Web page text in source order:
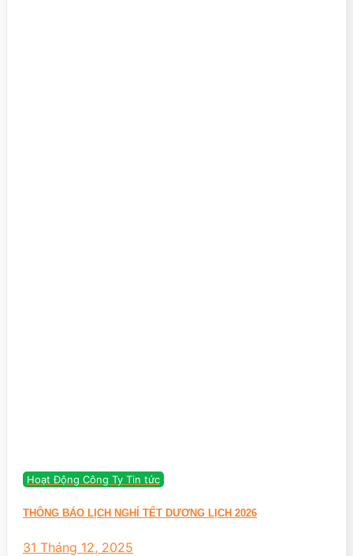
Hoạt Động Công Ty Tin tức
THÔNG BÁO LỊCH NGHỈ TẾT DƯƠNG LỊCH 2026
31 Tháng 12, 2025